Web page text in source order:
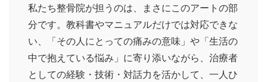
私たち整骨院が担うのは、まさにこのアートの部
分です。教科書やマニュアルだけでは対応できな
い、「その人にとっての痛みの意味」や「生活の
中で抱えている悩み」に寄り添いながら、治療者
としての経験・技術・対話力を活かして、一人ひ